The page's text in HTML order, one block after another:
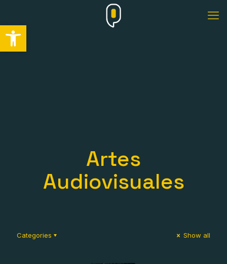
Abrir barra de herramientas
Artes
Audiovisuales
Categories Show all